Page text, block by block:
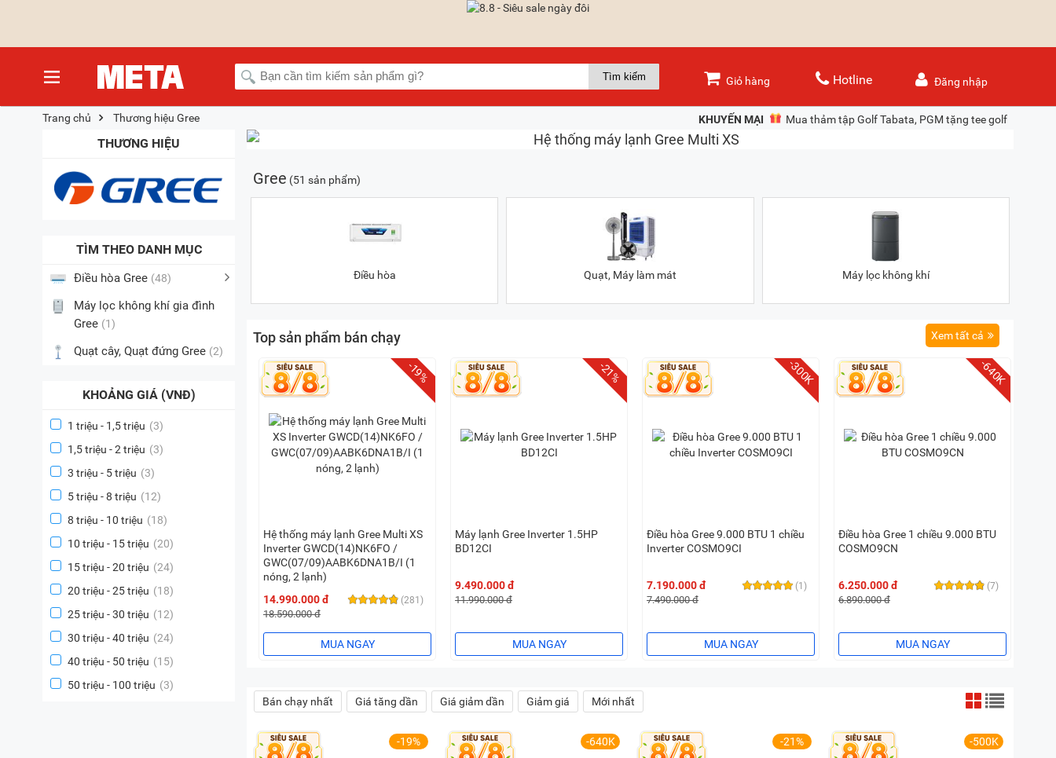
Đăng nhập
Giỏ hàng Hotline
KHUYẾN MẠI Mua thảm tập Golf Tabata, PGM tặng tee golf cao su
Trang chủ Thương hiệu Gree
THƯƠNG HIỆU
TÌM THEO DANH MỤC
Điều hòa Gree (48)
Máy lọc không khí gia đình
Gree (1)
Quạt cây, Quạt đứng Gree (2)
KHOẢNG GIÁ (VNĐ)
1 triệu - 1,5 triệu (3)
1,5 triệu - 2 triệu (3)
3 triệu - 5 triệu (3)
5 triệu - 8 triệu (12)
8 triệu - 10 triệu (18)
10 triệu - 15 triệu (20)
15 triệu - 20 triệu (24)
20 triệu - 25 triệu (18)
25 triệu - 30 triệu (12)
30 triệu - 40 triệu (24)
40 triệu - 50 triệu (15)
50 triệu - 100 triệu (3)
Gree (51 sản phẩm)
Điều hòa Quạt, Máy làm mát Máy lọc không khí
Top sản phẩm bán chạy Xem tất cả
-19%
Hệ thống máy lạnh Gree Multi XS
Inverter GWCD(14)NK6FO /
GWC(07/09)AABK6DNA1B/I (1
nóng, 2 lạnh)
(281)
14.990.000 đ
18.590.000 đ
MUA NGAY
-21%
Máy lạnh Gree Inverter 1.5HP
BD12CI
9.490.000 đ
11.990.000 đ
MUA NGAY
-300K
Điều hòa Gree 9.000 BTU 1 chiều
Inverter COSMO9CI
(1)
7.190.000 đ
7.490.000 đ
MUA NGAY
-640K
Điều hòa Gree 1 chiều 9.000 BTU
COSMO9CN
(7)
6.250.000 đ
6.890.000 đ
MUA NGAY
Bán chạy nhất Giá tăng dần Giá giảm dần Giảm giá Mới nhất
-19% -640K -21% -500K